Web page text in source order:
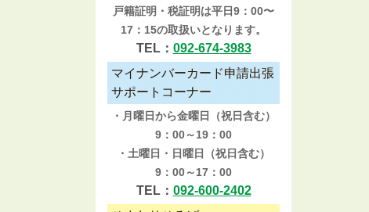
戸籍証明・税証明は平日9：00〜
17：15の取扱いとなります。
TEL： 092-674-3983
マイナンバーカード申請出張
サポートコーナー
・月曜日から金曜日（祝日含む）
9：00～19：00
・土曜日・日曜日（祝日含む）
9：00～17：00
TEL： 092-600-2402